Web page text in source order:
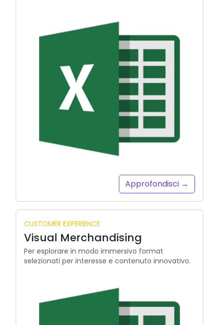
Approfondisci →
CUSTOMER EXPERIENCE
Visual Merchandising
Per esplorare in modo immersivo format
selezionati per interesse e contenuto innovativo.